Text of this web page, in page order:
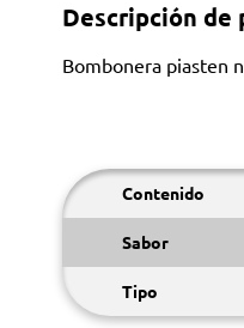
Descripción de
Bombonera piasten
Contenido
Sabor
Tipo